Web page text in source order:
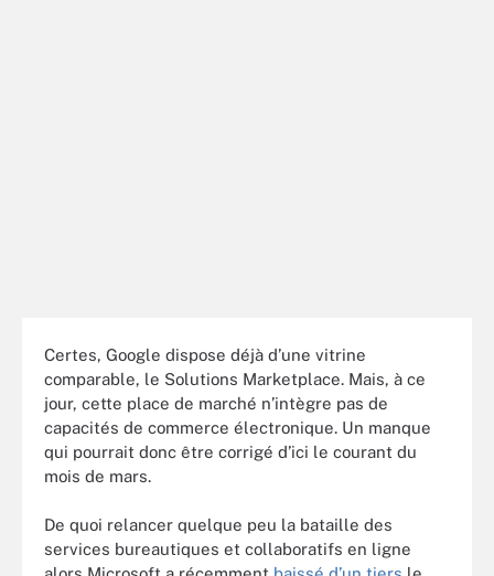
Certes, Google dispose déjà d’une vitrine
comparable, le Solutions Marketplace. Mais, à ce
jour, cette place de marché n’intègre pas de
capacités de commerce électronique. Un manque
qui pourrait donc être corrigé d’ici le courant du
mois de mars.
De quoi relancer quelque peu la bataille des
services bureautiques et collaboratifs en ligne